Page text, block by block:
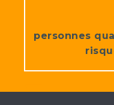
personnes